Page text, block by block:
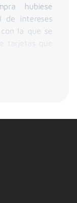
hubiese
de intereses
la que se